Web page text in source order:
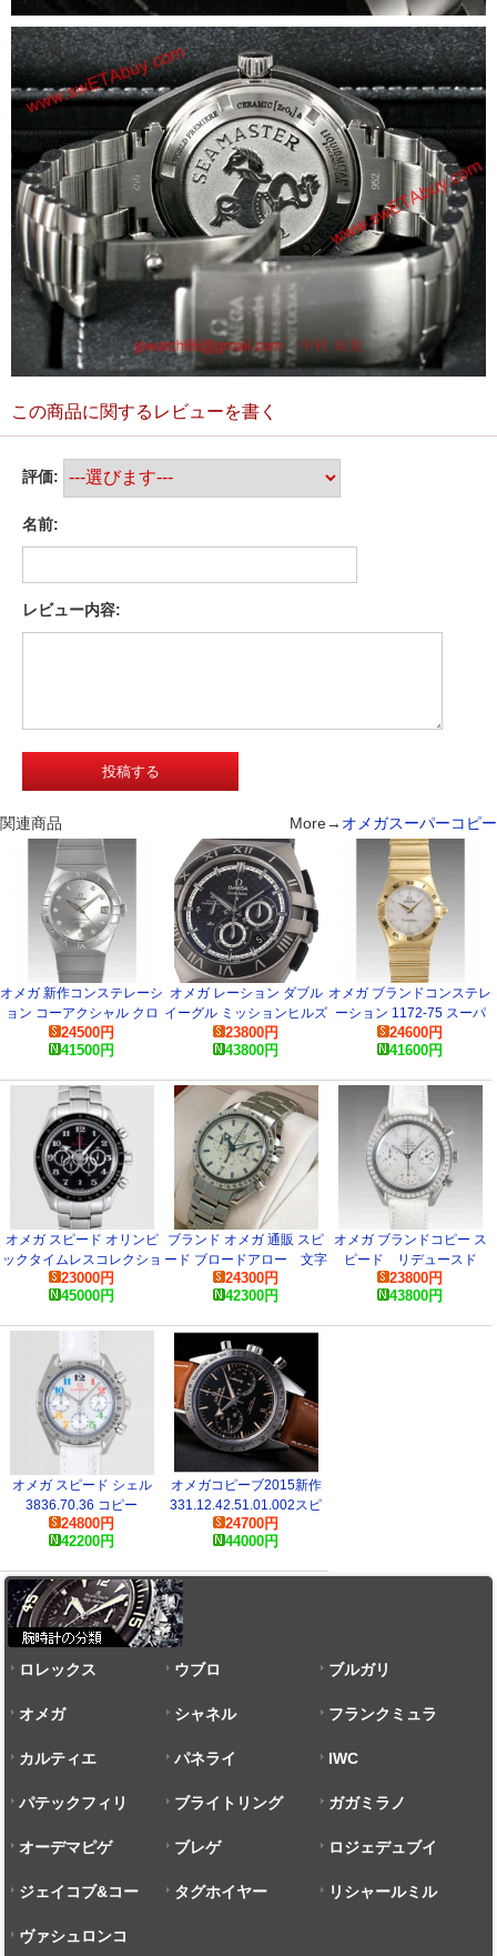
この商品に関するレビューを書く
評価:
名前:
レビュー内容:
関連商品 More→ オメガスーパーコピー
オメガ 新作コンステレーシ
ョン コーアクシャル クロ
ノメーター
123.10.38.21.52.001 スー
24500円
41500円
オメガ レーション ダブル
イーグル ミッションヒルズ
ワールドカップ
121.92.41.50.01.001 コピ
23800円
43800円
オメガ ブランドコンステレ
ーション 1172-75 スーパ
ーコピー 時計
24600円
41600円
オメガ スピード オリンピ
ックタイムレスコレクショ
ン 5カウンター コーアクシ
ャル 321.30.44.52.01.002
23000円
45000円
ブランド オメガ 通販 スピ
ード ブロードアロー 文字
盤 3551-20 コピー 腕時計
24300円
42300円
オメガ ブランドコピー ス
ピード リデュースド
3815-7736 スーパーコピー
時計
23800円
43800円
オメガ スピード シェル
3836.70.36 コピー
24800円
42200円
オメガコピーブ2015新作
331.12.42.51.01.002スピ
ード '57
24700円
44000円
ロレックス ウブロ ブルガリ
オメガ シャネル フランクミュラ
ー
カルティエ パネライ IWC
パテックフィリ
ップ
ブライトリング ガガミラノ
オーデマピゲ ブレゲ ロジェデュブイ
ジェイコブ&コー タグホイヤー リシャールミル
ヴァシュロンコ